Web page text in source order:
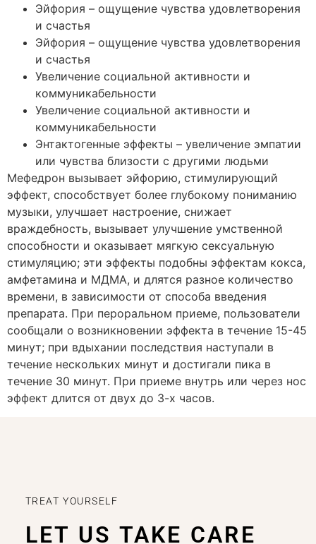
Эйфория – ощущение чувства удовлетворения
и счастья
Эйфория – ощущение чувства удовлетворения
и счастья
Увеличение социальной активности и
коммуникабельности
Увеличение социальной активности и
коммуникабельности
Энтактогенные эффекты – увеличение эмпатии
или чувства близости с другими людьми
Мефедрон вызывает эйфорию, стимулирующий
эффект, способствует более глубокому пониманию
музыки, улучшает настроение, снижает
враждебность, вызывает улучшение умственной
способности и оказывает мягкую сексуальную
стимуляцию; эти эффекты подобны эффектам кокса,
амфетамина и МДМА, и длятся разное количество
времени, в зависимости от способа введения
препарата. При пероральном приеме, пользователи
сообщали о возникновении эффекта в течение 15-45
минут; при вдыхании последствия наступали в
течение нескольких минут и достигали пика в
течение 30 минут. При приеме внутрь или через нос
эффект длится от двух до 3-х часов.
TREAT YOURSELF
LET US TAKE CARE